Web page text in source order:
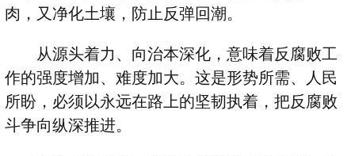
肉，又净化土壤，防止反弹回潮。
从源头着力、向治本深化，意味着反腐败工
作的强度增加、难度加大。这是形势所需、人民
所盼，必须以永远在路上的坚韧执着，把反腐败
斗争向纵深推进。